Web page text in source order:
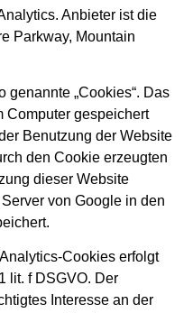
Anbieter ist die
Parkway, Mountain
genannte „Cookies“. Das
Computer gespeichert
Benutzung der Website
den Cookie erzeugten
dieser Website
von Google in den
Cookies erfolgt
lit. f DSGVO. Der
Interesse an der